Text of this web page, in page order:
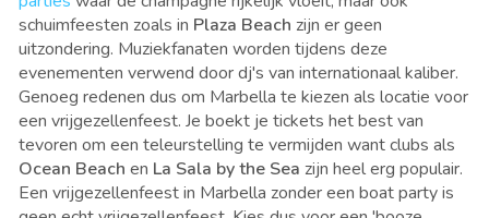
schuimfeesten zoals in Plaza Beach zijn er geen
uitzondering. Muziekfanaten worden tijdens deze
evenementen verwend door dj's van internationaal kaliber.
Genoeg redenen dus om Marbella te kiezen als locatie voor
een vrijgezellenfeest. Je boekt je tickets het best van
tevoren om een teleurstelling te vermijden want clubs als
Ocean Beach en La Sala by the Sea zijn heel erg populair.
Een vrijgezellenfeest in Marbella zonder een boat party is